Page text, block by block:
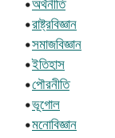
•অর্থনীতি
•রাষ্ট্রবিজ্ঞান
•সমাজবিজ্ঞান
•ইতিহাস
•পৌরনীতি
•ভূগোল
•মনোবিজ্ঞান